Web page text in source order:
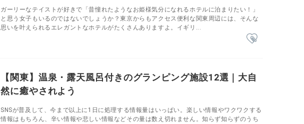
ガーリーなテイストが好きで「昔憧れたようなお姫様気分になれるホテルに泊まりたい！」
と思う女子もいるのではないでしょうか？東京からもアクセス便利な関東周辺には、そんな
思いを叶えられるエレガントなホテルがたくさんありますよ。イギリ...
【関東】温泉・露天風呂付きのグランピング施設12選｜大自
然に癒やされよう
SNSが普及して、今まで以上に1日に処理する情報量はいっぱい。楽しい情報やワクワクする
情報はもちろん、辛い情報や悲しい情報などその量は数え切れません。知らず知らずのうち